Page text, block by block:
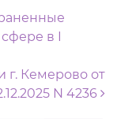
в I
г. Кемерово от
N 4236